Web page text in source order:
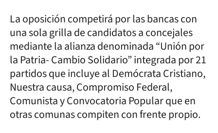
La oposición competirá por las bancas con
una sola grilla de candidatos a concejales
mediante la alianza denominada “Unión por
la Patria- Cambio Solidario” integrada por 21
partidos que incluye al Demócrata Cristiano,
Nuestra causa, Compromiso Federal,
Comunista y Convocatoria Popular que en
otras comunas compiten con frente propio.